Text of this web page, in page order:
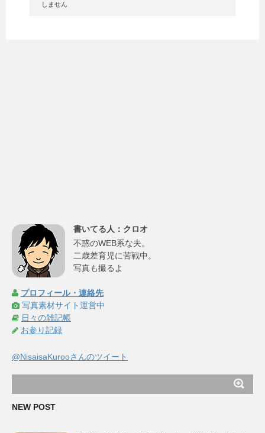
しません
書いてる人：クロオ
不惑のWEB系な夫。
二歳差育児に苦戦中。
写真も撮るよ
プロフィール・連絡先
写真素材サイト運営中
日々の雑記帳
お参り記録
@NisaisaKurooさんのツイート
NEW POST